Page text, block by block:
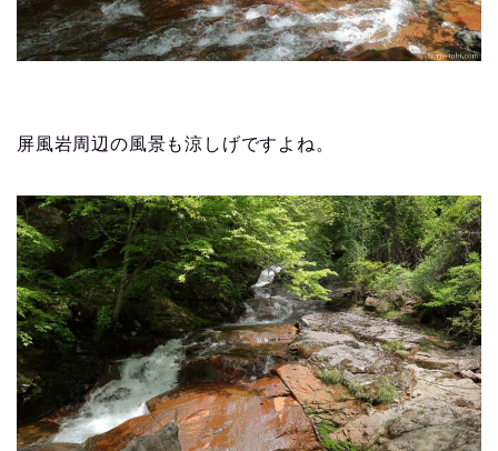
屏風岩周辺の風景も涼しげですよね。